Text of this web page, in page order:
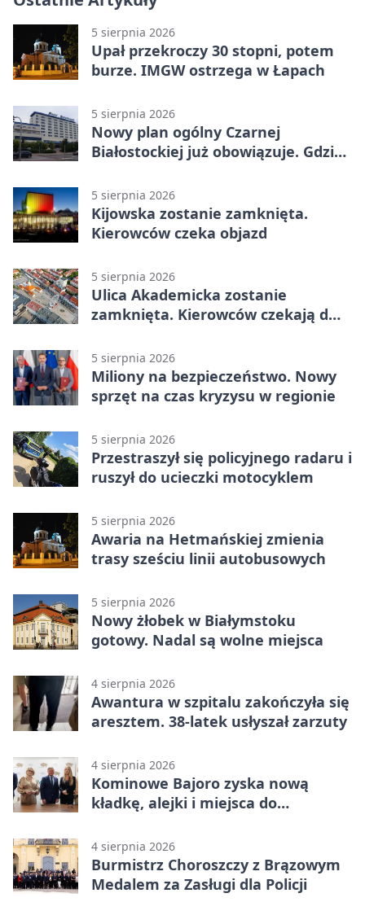
5 sierpnia 2026
Upał przekroczy 30 stopni, potem
burze. IMGW ostrzega w Łapach
5 sierpnia 2026
Nowy plan ogólny Czarnej
Białostockiej już obowiązuje. Gdzie
5 sierpnia 2026
Kijowska zostanie zamknięta.
Kierowców czeka objazd
5 sierpnia 2026
Ulica Akademicka zostanie
zamknięta. Kierowców czekają dwa
5 sierpnia 2026
Miliony na bezpieczeństwo. Nowy
sprzęt na czas kryzysu w regionie
5 sierpnia 2026
Przestraszył się policyjnego radaru i
ruszył do ucieczki motocyklem
5 sierpnia 2026
Awaria na Hetmańskiej zmienia
trasy sześciu linii autobusowych
5 sierpnia 2026
Nowy żłobek w Białymstoku
gotowy. Nadal są wolne miejsca
4 sierpnia 2026
Awantura w szpitalu zakończyła się
aresztem. 38-latek usłyszał zarzuty
4 sierpnia 2026
Kominowe Bajoro zyska nową
kładkę, alejki i miejsca do
4 sierpnia 2026
Burmistrz Choroszczy z Brązowym
Medalem za Zasługi dla Policji